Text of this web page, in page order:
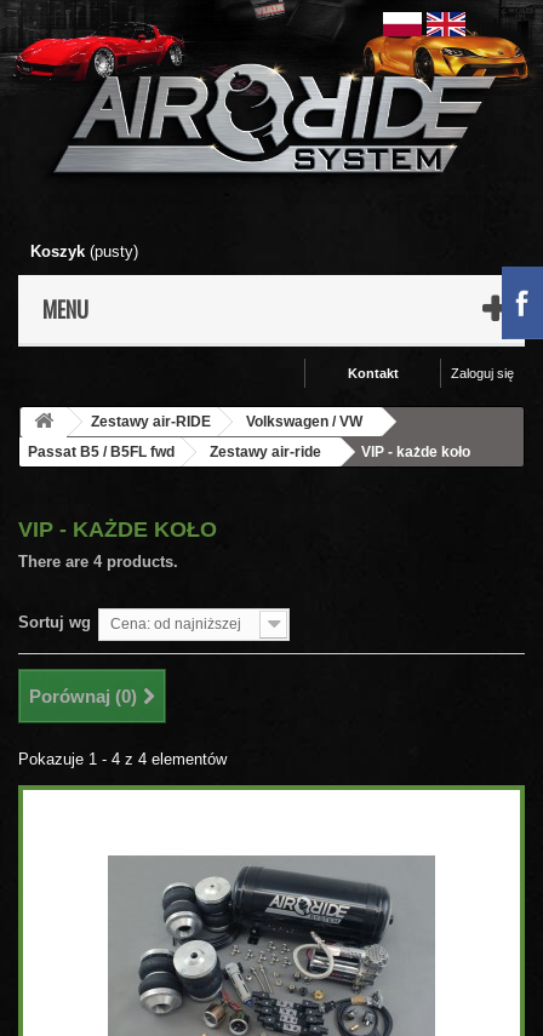
Koszyk (pusty)
MENU
Zaloguj się
Kontakt
Zestawy air-RIDE
Volkswagen / VW
Passat B5 / B5FL fwd
Zestawy air-ride VIP - każde koło
VIP - KAŻDE KOŁO
There are 4 products.
Sortuj wg Cena: od najniższej
Porównaj (0)
Pokazuje 1 - 4 z 4 elementów